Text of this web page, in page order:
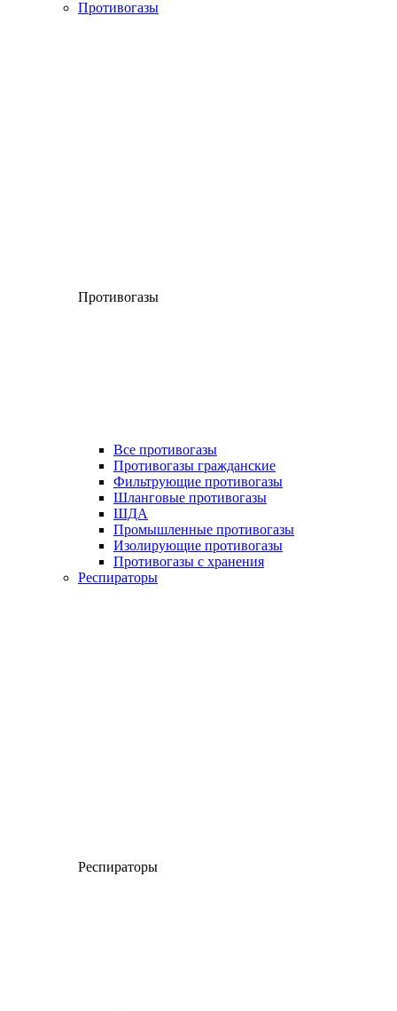
Противогазы
Противогазы
Все противогазы
Противогазы гражданские
Фильтрующие противогазы
Шланговые противогазы
ШДА
Промышленные противогазы
Изолирующие противогазы
Противогазы с хранения
Респираторы
Респираторы